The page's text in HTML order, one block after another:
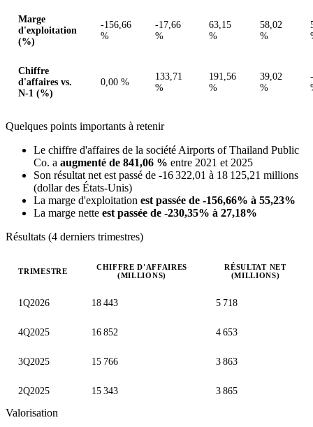
Marge
d'exploitation
(%)
-156,66
%
-17,66
%
63,15
%
58,02
%
Chiffre
d'affaires vs.
N-1 (%)
0,00 %
133,71
%
191,56
%
39,02
%
Quelques points importants à retenir
Le chiffre d'affaires de la société Airports of Thailand Public
Co. a augmenté de 841,06 % entre 2021 et 2025
Son résultat net est passé de -16 322,01 à 18 125,21 millions
(dollar des États-Unis)
La marge d'exploitation est passée de -156,66% à 55,23%
La marge nette est passée de -230,35% à 27,18%
Résultats (4 derniers trimestres)
TRIMESTRE
CHIFFRE D'AFFAIRES
(MILLIONS)
RÉSULTAT NET
(MILLIONS)
1Q2026 18 443 5 718
4Q2025 16 852 4 653
3Q2025 15 766 3 863
2Q2025 15 343 3 865
Valorisation